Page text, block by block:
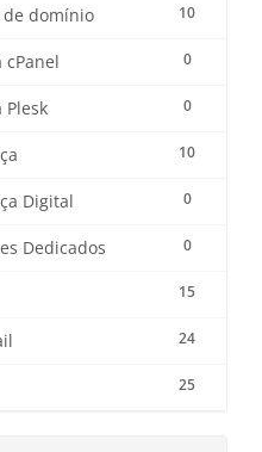
10
de domínio
0
cPanel
0
Plesk
10
0
Digital
0
Dedicados
15
24
25